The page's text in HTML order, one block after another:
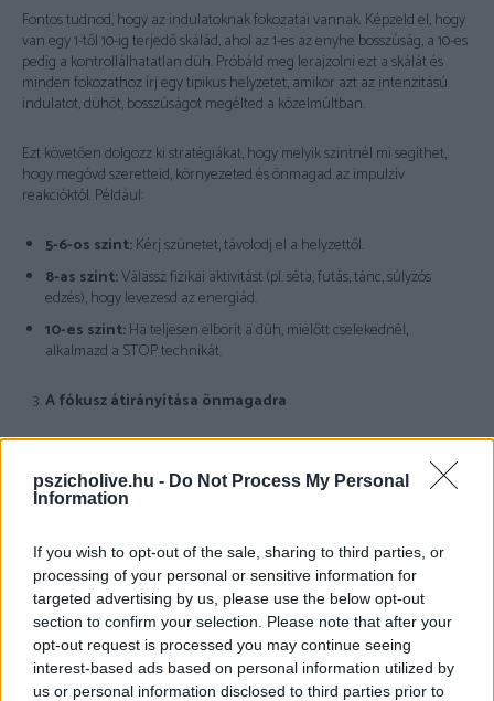
pszicholive.hu - Do Not Process My Personal
Information
If you wish to opt-out of the sale, sharing to third parties, or
processing of your personal or sensitive information for
targeted advertising by us, please use the below opt-out
section to confirm your selection. Please note that after your
opt-out request is processed you may continue seeing
interest-based ads based on personal information utilized by
us or personal information disclosed to third parties prior to
Fontos tudnod, hogy az indulatoknak fokozatai vannak. Képzeld el, hogy
van egy 1-től 10-ig terjedő skálád, ahol az 1-es az enyhe bosszúság, a 10-es
pedig a kontrollálhatatlan düh. Próbáld meg lerajzolni ezt a skálát és
minden fokozathoz írj egy tipikus helyzetet, amikor azt az intenzitású
indulatot, dühöt, bosszúságot megélted a közelmúltban.
Ezt követően dolgozz ki stratégiákat, hogy melyik szintnél mi segíthet,
hogy megóvd szeretteid, környezeted és önmagad az impulzív
reakcióktól. Például:
5-6-os szint:Kérj szünetet, távolodj el a helyzettől.
8-as szint:Válassz fizikai aktivitást (pl. séta, futás, tánc, súlyzós
edzés), hogy levezesd az energiád.
10-es szint:Ha teljesen elborít a düh, mielőtt cselekednél,
alkalmazd a STOP technikát.
A fókusz átirányítása önmagadra
magadra figyelsz. Tedd fel magadnak a következő kérdéseket:
Mit érzek?(„Elkeseredettnek érzem magam.”)
Mire van szükségem?(„Fontos számomra, hogy
meghallgassanak.”)
Mit szeretnék?(„Kérlek, beszéljük meg ezt nyugodtan.”)
Progresszív izomrelaxáció